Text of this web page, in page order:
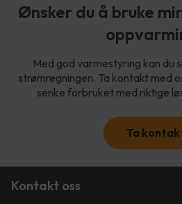
Ønsker du å bruke
Med god varmestyring kan du
strømregningen. Ta kontakt med
senke forbruket med riktige
Ta
Kontakt oss